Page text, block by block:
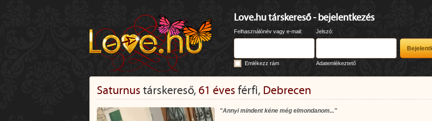
Love.hu társkereső - bejelentkezés
Felhasználónév vagy e-mail: Jelszó:
Emlékezz rám Adatemlékeztető
Saturnus társkereső, 61 éves férfi, Debrecen
"Annyi mindent kéne még elmondanom..."